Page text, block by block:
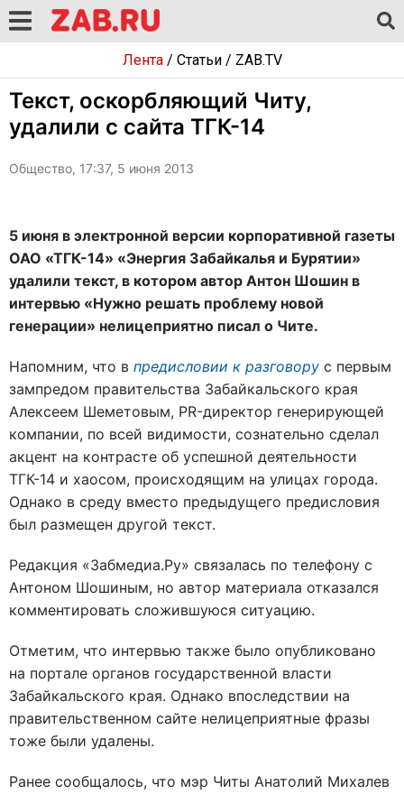
Лента/ Статьи/ ZAB.TV
Текст, оскорбляющий Читу,
удалили с сайта ТГК-14
Общество, 17:37, 5 июня 2013
5 июня в электронной версии корпоративной газеты
ОАО «ТГК-14» «Энергия Забайкалья и Бурятии»
удалили текст, в котором автор Антон Шошин в
интервью «Нужно решать проблему новой
генерации» нелицеприятно писал о Чите.
Напомним, что в предисловии к разговору с первым
зампредом правительства Забайкальского края
Алексеем Шеметовым, PR-директор генерирующей
компании, по всей видимости, сознательно сделал
акцент на контрасте об успешной деятельности
ТГК-14 и хаосом, происходящим на улицах города.
Однако в среду вместо предыдущего предисловия
был размещен другой текст.
Редакция «Забмедиа.Ру» связалась по телефону с
Антоном Шошиным, но автор материала отказался
комментировать сложившуюся ситуацию.
Отметим, что интервью также было опубликовано
на портале органов государственной власти
Забайкальского края. Однако впоследствии на
правительственном сайте нелицеприятные фразы
тоже были удалены.
Ранее сообщалось, что мэр Читы Анатолий Михалев